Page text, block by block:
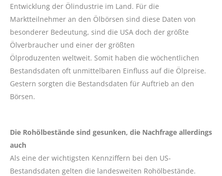
Entwicklung der Ölindustrie im Land. Für die
Marktteilnehmer an den Ölbörsen sind diese Daten von
besonderer Bedeutung, sind die USA doch der größte
Ölverbraucher und einer der größten
Ölproduzenten weltweit. Somit haben die wöchentlichen
Bestandsdaten oft unmittelbaren Einfluss auf die Ölpreise.
Gestern sorgten die Bestandsdaten für Auftrieb an den
Börsen.
Die Rohölbestände sind gesunken, die Nachfrage allerdings
auch
Als eine der wichtigsten Kennziffern bei den US-
Bestandsdaten gelten die landesweiten Rohölbestände.